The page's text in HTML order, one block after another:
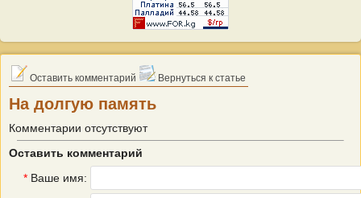
Оставить комментарий Вернуться к статье
На долгую память
Комментарии отсутствуют
Оставить комментарий
* Ваше имя: